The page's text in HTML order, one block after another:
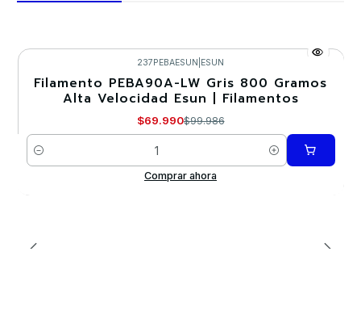
-30%
237PEBAESUN ESUN
Filamento PEBA90A-LW Gris 800 Gramos
Alta Velocidad Esun | Filamentos
$69.990$99.986
Cantidad
Comprar ahora